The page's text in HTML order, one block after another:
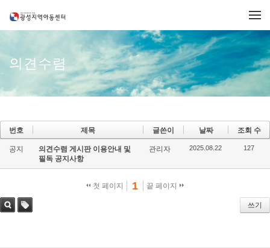
의견수렴
번호 제목 글쓴이 날짜 조회 수
공지
의견수렴 게시판 이용안내 및
필독 공지사항
관리자 2025.08.22 127
첫 페이지 1 끝 페이지
쓰기